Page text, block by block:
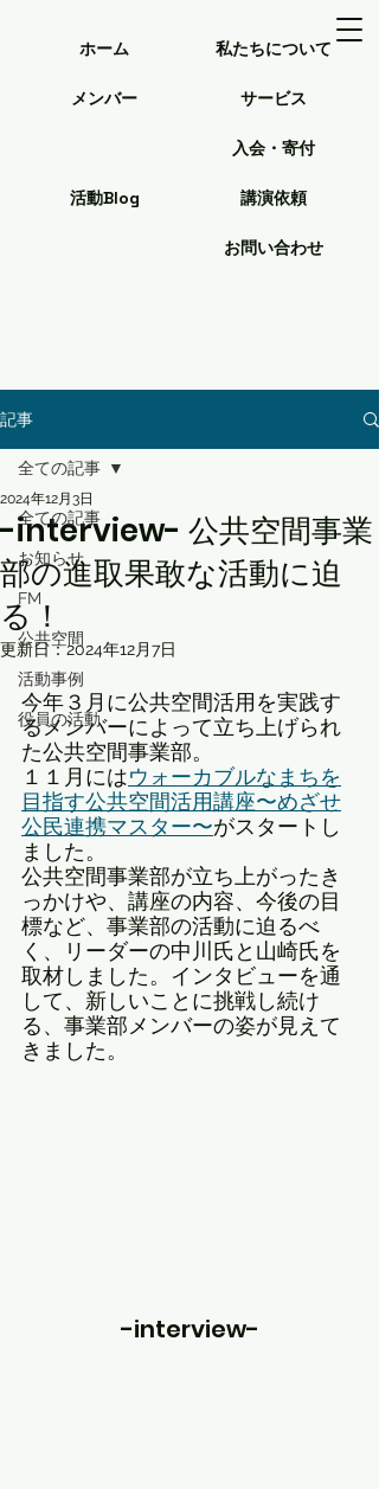
ホーム 私たちについて
サービス
活動Blog
入会・寄付
お問い合わせ
講演依頼
メンバー
記事
全ての記事
お知らせ
FM
公共空間
活動事例
役員の活動
全ての記事
-interview- 公共空間事業
部の進取果敢な活動に迫
る！
2024年12月3日
更新日：2024年12月7日
今年３月に公共空間活用を実践す
るメンバーによって立ち上げられ
た公共空間事業部。
１１月にはウォーカブルなまちを
目指す公共空間活用講座〜めざせ
公民連携マスター〜がスタートし
ました。
公共空間事業部が立ち上がったき
っかけや、講座の内容、今後の目
標など、事業部の活動に迫るべ
く、リーダーの中川氏と山崎氏を
取材しました。インタビューを通
して、新しいことに挑戦し続け
る、事業部メンバーの姿が見えて
きました。
-interview-